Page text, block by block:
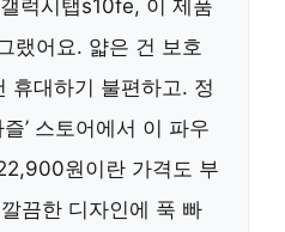
럭시탭s10fe, 이 제품
랬어요. 얇은 건 보호
휴대하기 불편하고. 정
’ 스토어에서 이 파우
원이란 가격도 부
끔한 디자인에 푹 빠